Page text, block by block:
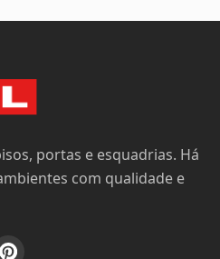
portas e esquadrias. Há
com qualidade e